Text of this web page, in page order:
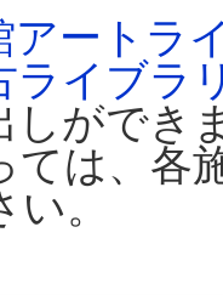
アートラ
ライブラ
しができ
ては、各
。